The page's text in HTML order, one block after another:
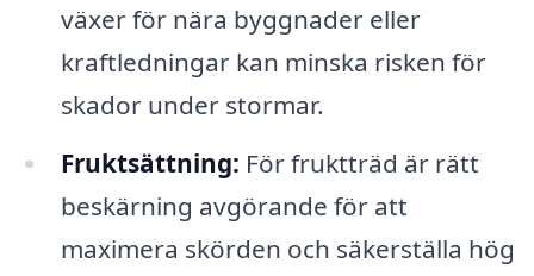
växer för nära byggnader eller
kraftledningar kan minska risken för
skador under stormar.
Fruktsättning: För fruktträd är rätt
beskärning avgörande för att
maximera skörden och säkerställa hög